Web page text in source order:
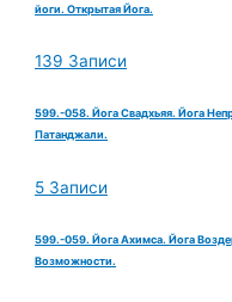
йоги. Открытая Йога.
139 Записи
599.-058. Йога Свадхьяя. Йога
Патанджали.
5 Записи
599.-059. Йога Ахимса. Йога
Возможности.